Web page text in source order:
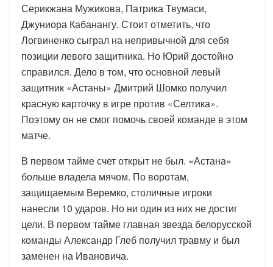
Серикжана Мужикова, Патрика Твумаси,
Джуниора Кабанангу. Стоит отметить, что
Логвиненко сыграл на непривычной для себя
позиции левого защитника. Но Юрий достойно
справился. Дело в том, что основной левый
защитник «Астаны» Дмитрий Шомко получил
красную карточку в игре против «Селтика».
Поэтому он не смог помочь своей команде в этом
матче.
В первом тайме счет открыт не был. «Астана»
больше владела мячом. По воротам,
защищаемым Веремко, столичные игроки
нанесли 10 ударов. Но ни один из них не достиг
цели. В первом тайме главная звезда белорусской
команды Александр Глеб получил травму и был
заменен на Ивановича.